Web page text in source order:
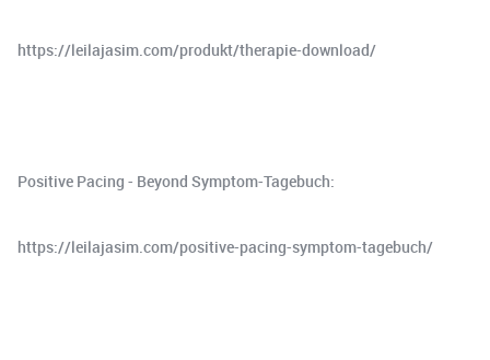
⁠https://leilajasim.com/produkt/therapie-download/⁠
Positive Pacing - Beyond Symptom-Tagebuch:
⁠⁠⁠⁠https://leilajasim.com/positive-pacing-symptom-tagebuch/⁠⁠⁠⁠